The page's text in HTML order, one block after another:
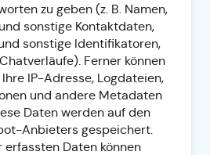
zu geben (z. B. Namen,
sonstige Kontaktdaten,
sonstige Identifikatoren,
Ferner können
IP-Adresse, Logdateien,
und andere Metadaten
Daten werden auf den
Anbieters gespeichert.
erfassten Daten können